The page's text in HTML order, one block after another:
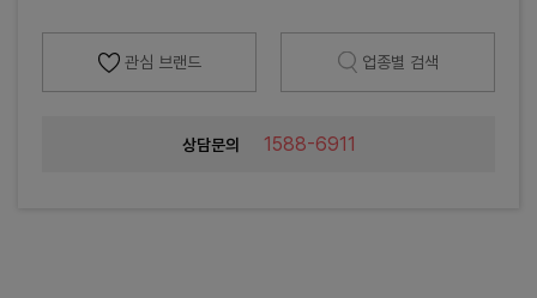
관심 브랜드 업종별 검색
상담문의 1588-6911